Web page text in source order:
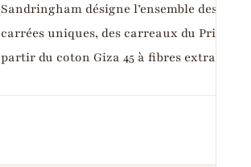
Sandringham désigne l’ensemble des
carrées uniques, des carreaux du Prince
partir du coton Giza 45 à fibres extra-